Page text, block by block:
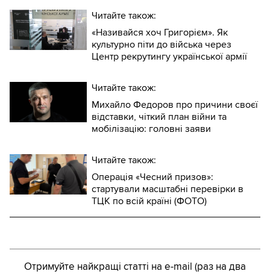
Читайте також:
«Називайся хоч Григорієм». Як
культурно піти до війська через
Центр рекрутингу української армії
Читайте також:
Михайло Федоров про причини своєї
відставки, чіткий план війни та
мобілізацію: головні заяви
Читайте також:
Операція «Чесний призов»:
стартували масштабні перевірки в
ТЦК по всій країні (ФОТО)
Отримуйте найкращі статті на e-mail (раз на два